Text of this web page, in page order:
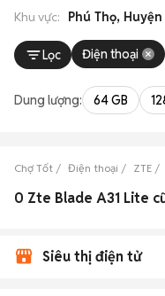
Khu vực: Phú Thọ,
Lọc Điện thoại
Dung lượng: 64 GB
Chợ Tốt Điện thoại ZTE
Siêu thị điện tử